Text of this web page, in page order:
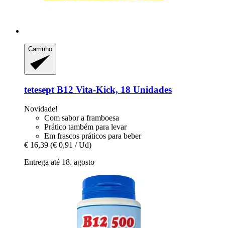
Carrinho
tetesept B12 Vita-​Kick, 18 Unidades
Novidade!
Com sabor a framboesa
Prático também para levar
Em frascos práticos para beber
€ 16,39 (€ 0,91 / Ud)
Entrega até 18. agosto